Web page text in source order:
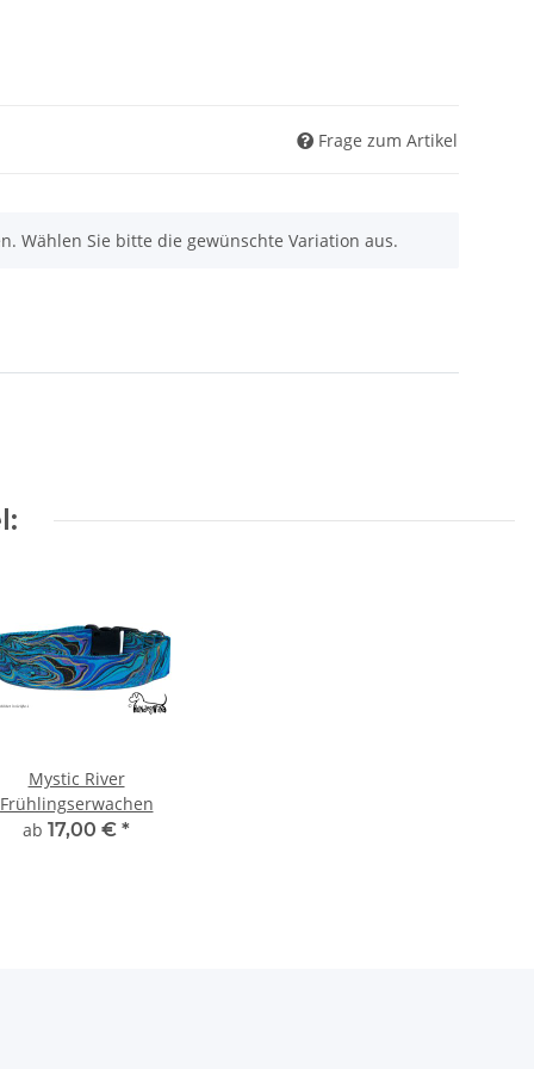
Frage zum Artikel
Wählen Sie bitte die gewünschte Variation aus.
Mystic River
Frühlingserwachen
ab 17,00 € *